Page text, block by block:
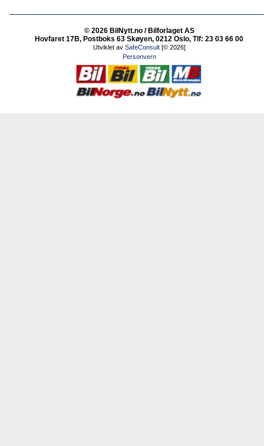
© 2026 BilNytt.no / Bilforlaget AS
Hovfaret 17B, Postboks 63 Skøyen, 0212 Oslo, Tlf: 23 03 66 00
Utviklet av SafeConsult[© 2026]
Personvern